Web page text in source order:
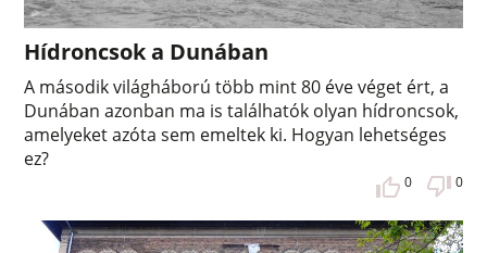
Hídroncsok a Dunában
A második világháború több mint 80 éve véget ért, a
Dunában azonban ma is találhatók olyan hídroncsok,
amelyeket azóta sem emeltek ki. Hogyan lehetséges
ez?
0 0